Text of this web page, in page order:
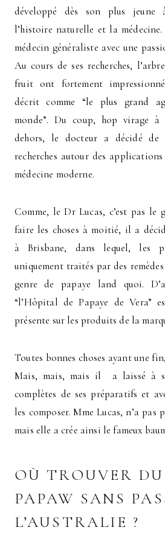
développé dès son plus jeune
l’histoire naturelle et la
médecin généraliste avec une
Au cours de ses recherches,
fruit ont fortement
décrit comme “le plus grand
monde”. Du coup, hop virage
dehors, le docteur a décidé de
recherches autour des
médecine moderne.
Comme, le Dr Lucas, c’est pas le
faire les choses à moitié, il a
à Brisbane, dans lequel, les
uniquement traités par des
genre de papaye land quoi.
“l’Hôpital de Papaye de Vera”
présente sur les produits de la
Toutes bonnes choses ayant une
Mais, mais, mais il a laissé à
complètes de ses préparatifs et
les composer. Mme Lucas, n’a
mais elle a crée ainsi le fameux
OÙ TROUVER DU
PAPAW SANS
L’AUSTRALIE ?